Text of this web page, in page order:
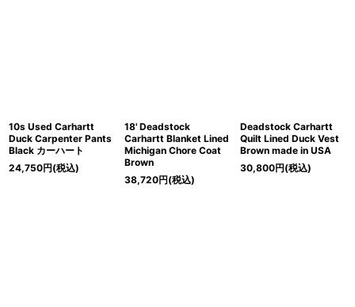
10s Used Carhartt
Duck Carpenter Pants
Black カーハート
24,750円(税込)
18' Deadstock
Carhartt Blanket Lined
Michigan Chore Coat
Brown
38,720円(税込)
Deadstock Carhartt
Quilt Lined Duck Vest
Brown made in USA
30,800円(税込)